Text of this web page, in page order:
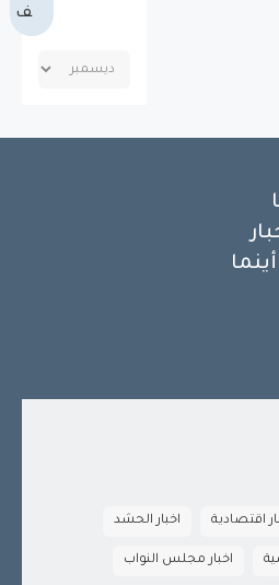
ف
اقتصادية اخبار الحشد
اخبار مجلس النواب